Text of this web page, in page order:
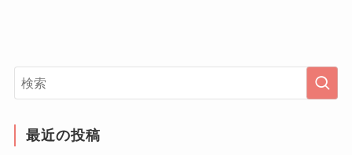
最近の投稿